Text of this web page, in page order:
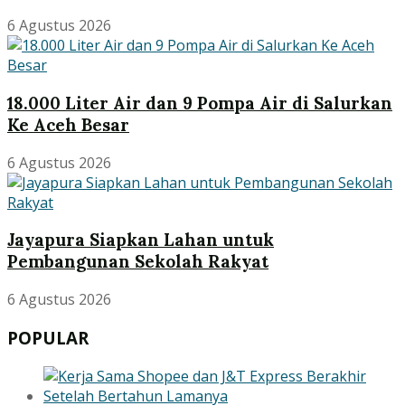
6 Agustus 2026
18.000 Liter Air dan 9 Pompa Air di Salurkan
Ke Aceh Besar
6 Agustus 2026
Jayapura Siapkan Lahan untuk
Pembangunan Sekolah Rakyat
6 Agustus 2026
POPULAR